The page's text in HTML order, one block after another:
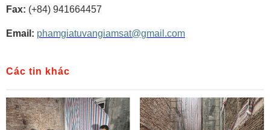
Fax: (+84) 941664457
Email: phamgiatuvangiamsat@gmail.com
Các tin khác